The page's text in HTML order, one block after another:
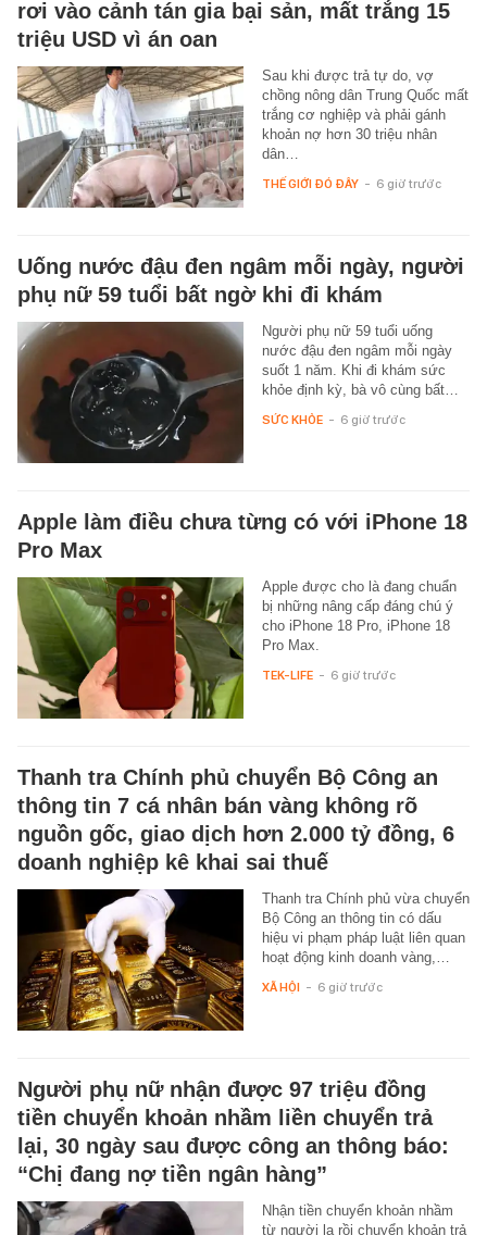
rơi vào cảnh tán gia bại sản, mất trắng 15
triệu USD vì án oan
Sau khi được trả tự do, vợ
chồng nông dân Trung Quốc mất
trắng cơ nghiệp và phải gánh
khoản nợ hơn 30 triệu nhân
dân…
THẾ GIỚI ĐÓ ĐÂY - 6 giờ trước
Uống nước đậu đen ngâm mỗi ngày, người
phụ nữ 59 tuổi bất ngờ khi đi khám
Người phụ nữ 59 tuổi uống
nước đậu đen ngâm mỗi ngày
suốt 1 năm. Khi đi khám sức
khỏe định kỳ, bà vô cùng bất…
SỨC KHỎE - 6 giờ trước
Apple làm điều chưa từng có với iPhone 18
Pro Max
Apple được cho là đang chuẩn
bị những nâng cấp đáng chú ý
cho iPhone 18 Pro, iPhone 18
Pro Max.
TEK-LIFE - 6 giờ trước
Thanh tra Chính phủ chuyển Bộ Công an
thông tin 7 cá nhân bán vàng không rõ
nguồn gốc, giao dịch hơn 2.000 tỷ đồng, 6
doanh nghiệp kê khai sai thuế
Thanh tra Chính phủ vừa chuyển
Bộ Công an thông tin có dấu
hiệu vi phạm pháp luật liên quan
hoạt động kinh doanh vàng,…
XÃ HỘI - 6 giờ trước
Người phụ nữ nhận được 97 triệu đồng
tiền chuyển khoản nhầm liền chuyển trả
lại, 30 ngày sau được công an thông báo:
“Chị đang nợ tiền ngân hàng”
Nhận tiền chuyển khoản nhầm
từ người lạ rồi chuyển khoản trả